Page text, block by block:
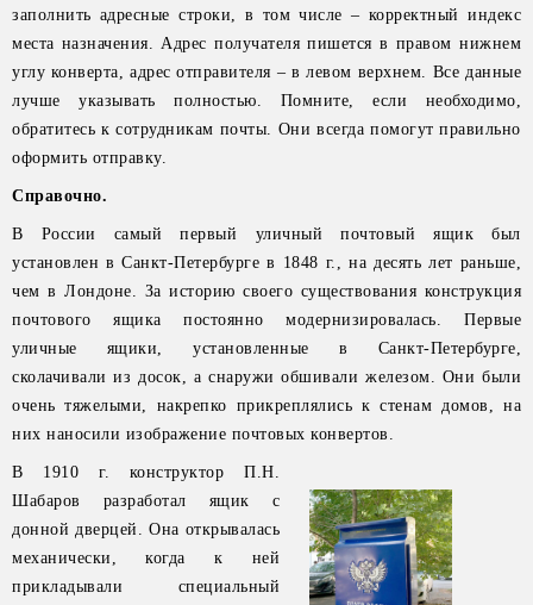
заполнить адресные строки, в том числе – корректный индекс
места назначения. Адрес получателя пишется в правом нижнем
углу конверта, адрес отправителя – в левом верхнем. Все данные
лучше указывать полностью. Помните, если необходимо,
обратитесь к сотрудникам почты. Они всегда помогут правильно
оформить отправку.
Справочно.
В России самый первый уличный почтовый ящик был
установлен в Санкт-Петербурге в 1848 г., на десять лет раньше,
чем в Лондоне. За историю своего существования конструкция
почтового ящика постоянно модернизировалась. Первые
уличные ящики, установленные в Санкт-Петербурге,
сколачивали из досок, а снаружи обшивали железом. Они были
очень тяжелыми, накрепко прикреплялись к стенам домов, на
них наносили изображение почтовых конвертов.
В 1910 г. конструктор П.Н.
Шабаров разработал ящик с
донной дверцей. Она открывалась
механически, когда к ней
прикладывали специальный